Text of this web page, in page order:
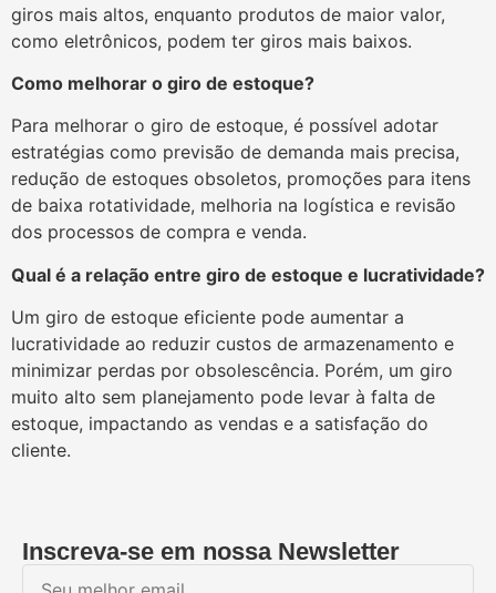
giros mais altos, enquanto produtos de maior valor,
como eletrônicos, podem ter giros mais baixos.
Como melhorar o giro de estoque?
Para melhorar o giro de estoque, é possível adotar
estratégias como previsão de demanda mais precisa,
redução de estoques obsoletos, promoções para itens
de baixa rotatividade, melhoria na logística e revisão
dos processos de compra e venda.
Qual é a relação entre giro de estoque e lucratividade?
Um giro de estoque eficiente pode aumentar a
lucratividade ao reduzir custos de armazenamento e
minimizar perdas por obsolescência. Porém, um giro
muito alto sem planejamento pode levar à falta de
estoque, impactando as vendas e a satisfação do
cliente.
Inscreva-se em nossa Newsletter